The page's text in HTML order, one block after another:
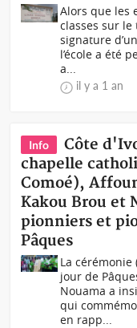
Alors que les
classes sur
signature
l’école a été
a...
il y a 1 an
Info
Côte
chapelle
Comoé),
Kakou Brou et
pionniers et
Pâques
La cérémonie
jour de
Nouama a
qui
en rapp...